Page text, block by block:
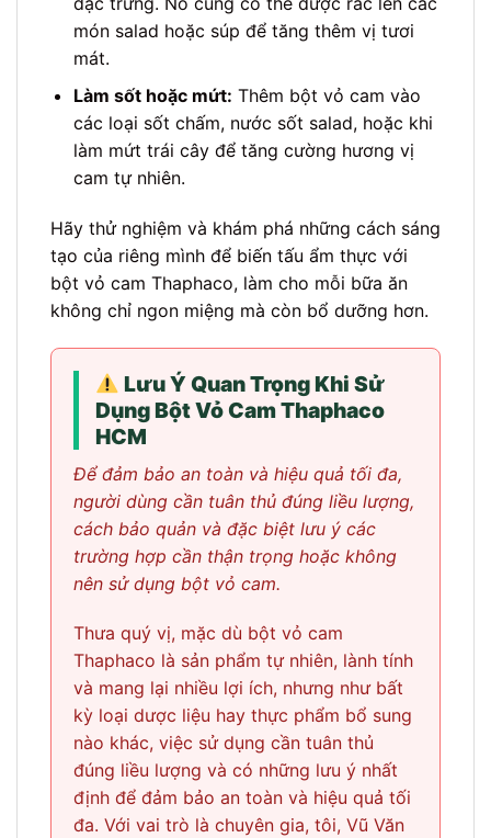
món salad hoặc súp để tăng thêm vị tươi
mát.
Làm sốt hoặc mứt: Thêm bột vỏ cam vào
các loại sốt chấm, nước sốt salad, hoặc khi
làm mứt trái cây để tăng cường hương vị
cam tự nhiên.
Hãy thử nghiệm và khám phá những cách sáng
tạo của riêng mình để biến tấu ẩm thực với
bột vỏ cam Thaphaco, làm cho mỗi bữa ăn
không chỉ ngon miệng mà còn bổ dưỡng hơn.
Lưu Ý Quan Trọng Khi Sử
Dụng Bột Vỏ Cam Thaphaco
HCM
Để đảm bảo an toàn và hiệu quả tối đa,
người dùng cần tuân thủ đúng liều lượng,
cách bảo quản và đặc biệt lưu ý các
trường hợp cần thận trọng hoặc không
nên sử dụng bột vỏ cam.
Thưa quý vị, mặc dù bột vỏ cam
Thaphaco là sản phẩm tự nhiên, lành tính
và mang lại nhiều lợi ích, nhưng như bất
kỳ loại dược liệu hay thực phẩm bổ sung
nào khác, việc sử dụng cần tuân thủ
đúng liều lượng và có những lưu ý nhất
định để đảm bảo an toàn và hiệu quả tối
đa. Với vai trò là chuyên gia, tôi, Vũ Văn